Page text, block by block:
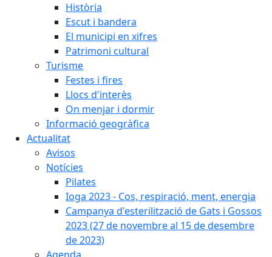
Història
Escut i bandera
El municipi en xifres
Patrimoni cultural
Turisme
Festes i fires
Llocs d'interès
On menjar i dormir
Informació geogràfica
Actualitat
Avisos
Notícies
Pilates
Ioga 2023 - Cos, respiració, ment, energia
Campanya d'esterilització de Gats i Gossos
2023 (27 de novembre al 15 de desembre
de 2023)